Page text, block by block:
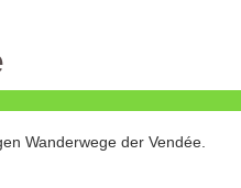
Wanderwege der Vendée.